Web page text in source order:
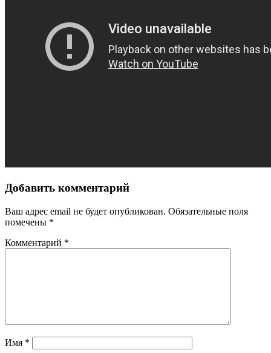
Добавить комментарий
Ваш адрес email не будет опубликован. Обязательные поля
помечены *
Комментарий *
Имя *